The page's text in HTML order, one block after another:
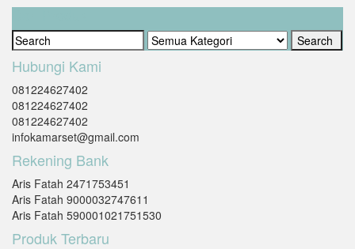
Cari Produk
Hubungi Kami
081224627402
081224627402
081224627402
infokamarset@gmail.com
Rekening Bank
Aris Fatah 2471753451
Aris Fatah 9000032747611
Aris Fatah 590001021751530
Produk Terbaru